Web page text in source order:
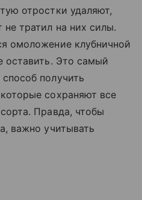
отростки удаляют,
не тратил на них силы.
омоложение клубничной
оставить. Это самый
получить
сохраняют все
Правда, чтобы
важно учитывать